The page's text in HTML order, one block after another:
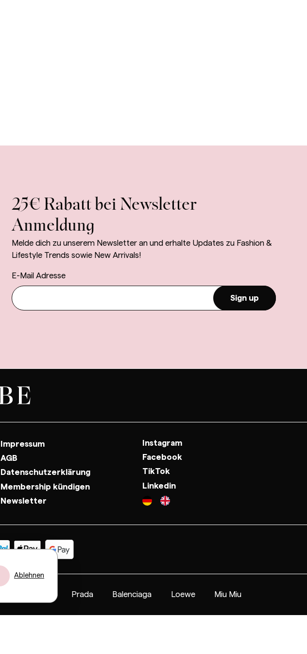
25€ Rabatt bei Newsletter
Anmeldung
Melde dich zu unserem Newsletter an und erhalte Updates zu Fashion &
Lifestyle Trends sowie New Arrivals!
E-Mail Adresse
Sign up
Impressum
AGB
Datenschutzerklärung
Membership kündigen
Newsletter
Instagram
Facebook
TikTok
Linkedin
Prada Balenciaga Loewe Miu Miu
Ablehnen